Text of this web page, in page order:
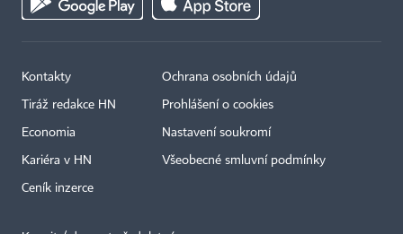
Kontakty
Tiráž redakce HN
Economia
Kariéra v HN
Ceník inzerce
Ochrana osobních údajů
Prohlášení o cookies
Nastavení soukromí
Všeobecné smluvní podmínky